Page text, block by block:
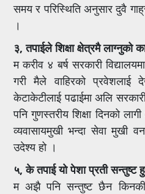
समय र परिस्थिति अनुसार दुवै
।
३, तपाईले शिक्षा क्षेत्रमै लाग्नुको
म करीव ४ बर्ष सरकारी
गरी मैले वाहिरको प्रवेशलाई
केटाकेटीलाई पढाईमा अलि
पनि गुणस्तरीय शिक्षा दिनको
व्यवासायमुखी भन्दा सेवा मुखी
उदेश्य हो ।
५, के तपाई यो पेशा प्रती सन्तुष्ट
म अझै पनि सन्तुष्ट छैन